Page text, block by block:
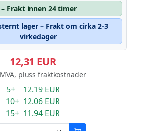
Frakt innen 24 timer
lager – Frakt om cirka 2-3
virkedager
12,31 EUR
pluss fraktkostnader
5+ 12.19 EUR
10+ 12.06 EUR
15+ 11.94 EUR